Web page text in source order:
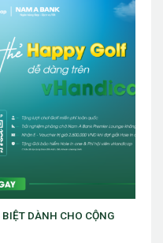
THU 2025 – LAN TỎA ĐAM
CỬ ĐẸP VÌ CỘNG ĐỒNG